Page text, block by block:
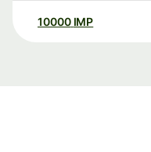
10000 IMP